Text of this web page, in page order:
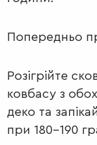
Попередньо
Розігрійте
ковбасу з
деко та
при 180-190